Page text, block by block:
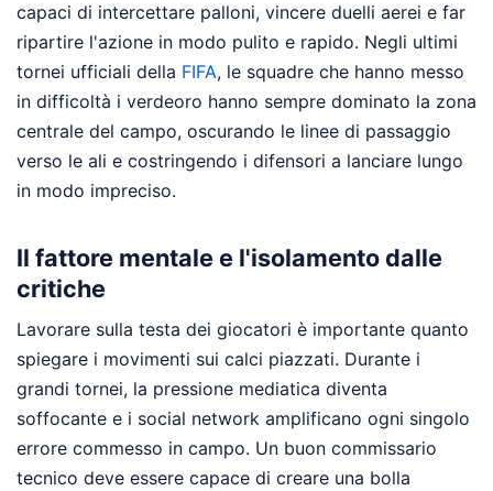
capaci di intercettare palloni, vincere duelli aerei e far
ripartire l'azione in modo pulito e rapido. Negli ultimi
tornei ufficiali della FIFA, le squadre che hanno messo
in difficoltà i verdeoro hanno sempre dominato la zona
centrale del campo, oscurando le linee di passaggio
verso le ali e costringendo i difensori a lanciare lungo
in modo impreciso.
Il fattore mentale e l'isolamento dalle
critiche
Lavorare sulla testa dei giocatori è importante quanto
spiegare i movimenti sui calci piazzati. Durante i
grandi tornei, la pressione mediatica diventa
soffocante e i social network amplificano ogni singolo
errore commesso in campo. Un buon commissario
tecnico deve essere capace di creare una bolla